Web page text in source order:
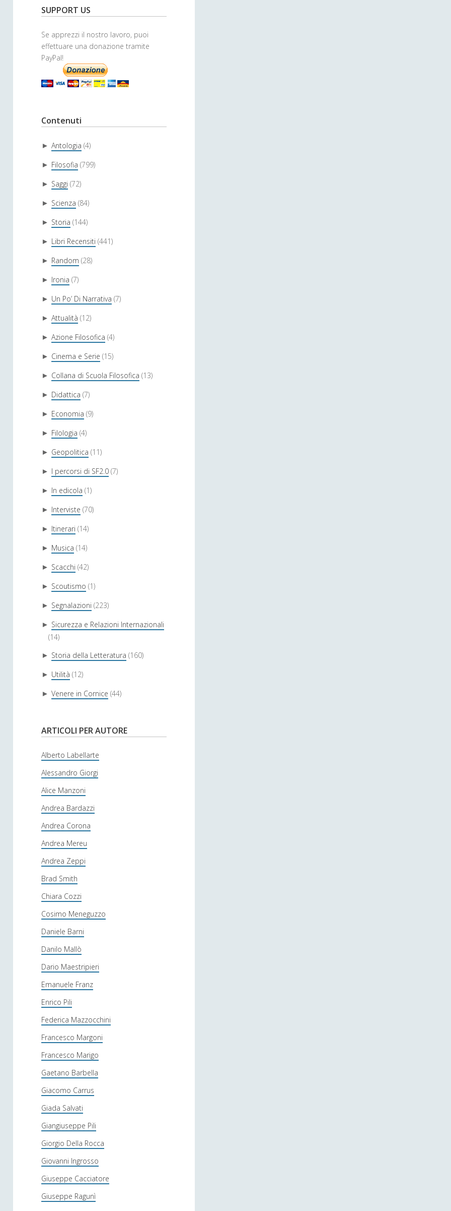
h
SUPPORT US
Se apprezzi il nostro lavoro, puoi
effettuare una donazione tramite
PayPal!
Contenuti
► Antologia (4)
► Filosofia (799)
► Saggi (72)
► Scienza (84)
► Storia (144)
► Libri Recensiti (441)
► Random (28)
► Ironia (7)
► Un Po’ Di Narrativa (7)
► Attualità (12)
► Azione Filosofica (4)
► Cinema e Serie (15)
► Collana di Scuola Filosofica (13)
► Didattica (7)
► Economia (9)
► Filologia (4)
► Geopolitica (11)
► I percorsi di SF2.0 (7)
► In edicola (1)
► Interviste (70)
► Itinerari (14)
► Musica (14)
► Scacchi (42)
► Scoutismo (1)
► Segnalazioni (223)
► Sicurezza e Relazioni Internazionali
(14)
► Storia della Letteratura (160)
► Utilità (12)
► Venere in Cornice (44)
ARTICOLI PER AUTORE
Alberto Labellarte
Alessandro Giorgi
Alice Manzoni
Andrea Bardazzi
Andrea Corona
Andrea Mereu
Andrea Zeppi
Brad Smith
Chiara Cozzi
Cosimo Meneguzzo
Daniele Barni
Danilo Mallò
Dario Maestripieri
Emanuele Franz
Enrico Pili
Federica Mazzocchini
Francesco Margoni
Francesco Marigo
Gaetano Barbella
Giacomo Carrus
Giada Salvati
Giangiuseppe Pili
Giorgio Della Rocca
Giovanni Ingrosso
Giuseppe Cacciatore
Giuseppe Ragunì